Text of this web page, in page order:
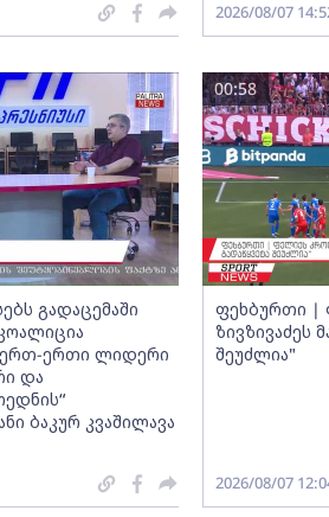
2026/08/07
გადაცემაში
ერთი ლიდერი
და
ბაკურ კვაშილავა
ფეხბურთი |
ზივზივაძეს
შეუძლია"
00:58
2026/08/07